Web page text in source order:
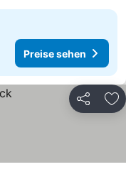
Preise sehen
Teilen